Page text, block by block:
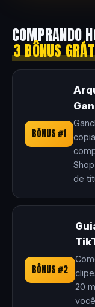
COMPRANDO
3 BÔNUS
BÔNUS #1
de
BÔNUS #2
20